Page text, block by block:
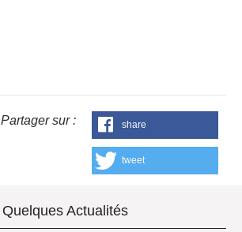
Partager sur : share
tweet
Quelques Actualités